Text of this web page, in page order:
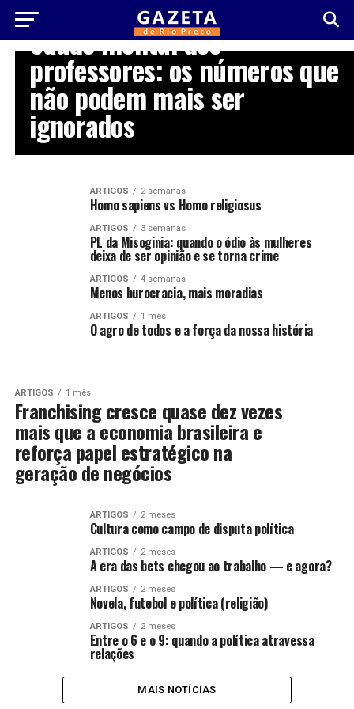
Saúde mental dos
professores: os números que
não podem mais ser
ignorados
ARTIGOS 2 semanas
Homo sapiens vs Homo religiosus
ARTIGOS 3 semanas
PL da Misoginia: quando o ódio às mulheres
deixa de ser opinião e se torna crime
ARTIGOS 4 semanas
Menos burocracia, mais moradias
ARTIGOS 1 mês
O agro de todos e a força da nossa história
ARTIGOS 1 mês
Franchising cresce quase dez vezes
mais que a economia brasileira e
reforça papel estratégico na
geração de negócios
ARTIGOS 2 meses
Cultura como campo de disputa política
ARTIGOS 2 meses
A era das bets chegou ao trabalho — e agora?
ARTIGOS 2 meses
Novela, futebol e política (religião)
ARTIGOS 2 meses
Entre o 6 e o 9: quando a política atravessa
relações
MAIS NOTÍCIAS